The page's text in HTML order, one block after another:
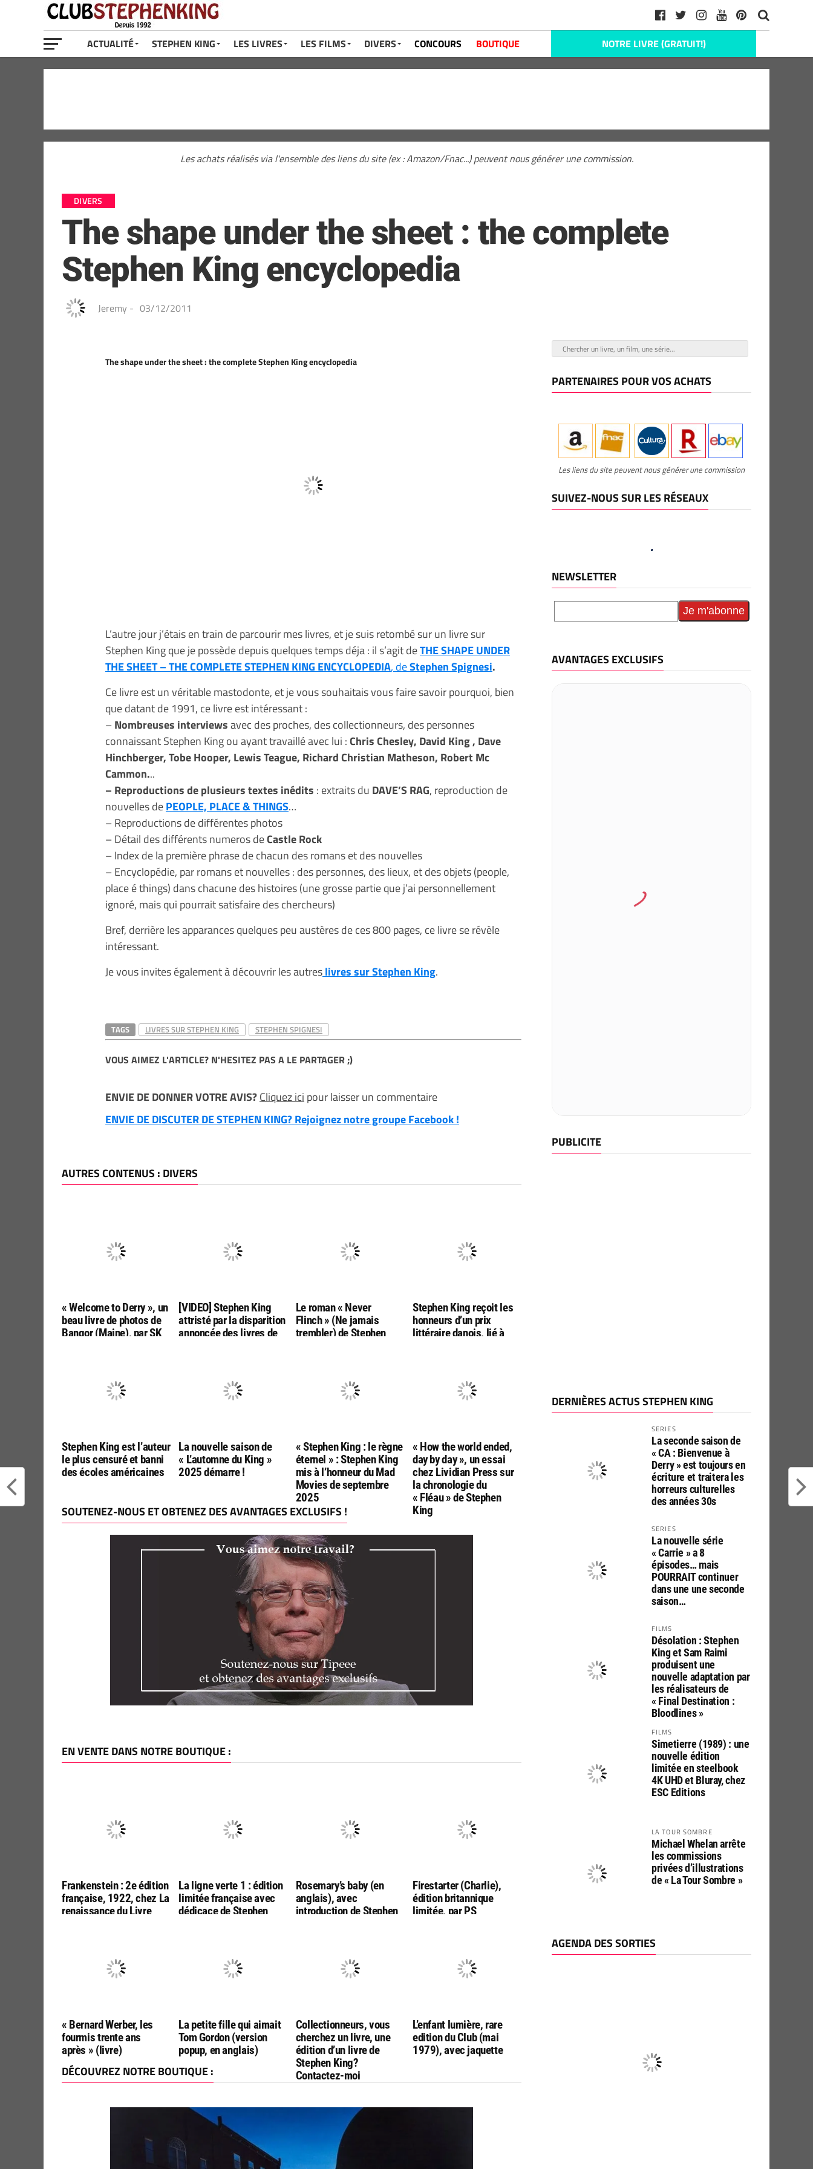
ACTUALITÉ STEPHEN KING LES LIVRES LES FILMS DIVERS CONCOURS BOUTIQUE NOTRE LIVRE (GRATUIT!)
Les achats réalisés via l'ensemble des liens du site (ex : Amazon/Fnac...) peuvent nous générer une commission.
DIVERS
The shape under the sheet : the complete
Stephen King encyclopedia
Jeremy - 03/12/2011
The shape under the sheet : the complete Stephen King encyclopedia
L’autre jour j’étais en train de parcourir mes livres, et je suis retombé sur un livre sur
Stephen King que je possède depuis quelques temps déja : il s’agit deTHE SHAPE UNDER
THE SHEET – THE COMPLETE STEPHEN KING ENCYCLOPEDIA, deStephen Spignesi.
Ce livre est un véritable mastodonte, et je vous souhaitais vous faire savoir pourquoi, bien
que datant de 1991, ce livre est intéressant :
–Nombreuses interviewsavec des proches, des collectionneurs, des personnes
connaissant Stephen King ou ayant travaillé avec lui :Chris Chesley, David King , Dave
Hinchberger, Tobe Hooper, Lewis Teague, Richard Christian Matheson, Robert Mc
Cammon...
– Reproductions de plusieurs textes inédits : extraits du DAVE’S RAG, reproduction de
nouvelles dePEOPLE, PLACE & THINGS…
– Reproductions de différentes photos
– Détail des différents numeros deCastle Rock
– Index de la première phrase de chacun des romans et des nouvelles
– Encyclopédie, par romans et nouvelles : des personnes, des lieux, et des objets (people,
place é things) dans chacune des histoires (une grosse partie que j’ai personnellement
ignoré, mais qui pourrait satisfaire des chercheurs)
Bref, derrière les apparances quelques peu austères de ces 800 pages, ce livre se révèle
intéressant.
Je vous invites également à découvrir les autreslivres sur Stephen King.
TAGS LIVRES SUR STEPHEN KING STEPHEN SPIGNESI
VOUS AIMEZ L'ARTICLE? N'HESITEZ PAS A LE PARTAGER ;)
ENVIE DE DONNER VOTRE AVIS?Cliquez ici pour laisser un commentaire
ENVIE DE DISCUTER DE STEPHEN KING? Rejoignez notre groupe Facebook !
AUTRES CONTENUS : DIVERS
« Welcome to Derry », un
beau livre de photos de
Bangor (Maine), par SK
[VIDEO] Stephen King
attristé par la disparition
annoncée des livres de
Le roman « Never
Flinch » (Ne jamais
trembler) de Stephen
Stephen King reçoit les
honneurs d’un prix
littéraire danois, lié à
Stephen King est l’auteur
le plus censuré et banni
des écoles américaines
La nouvelle saison de
« L’automne du King »
2025 démarre !
« Stephen King : le règne
éternel » : Stephen King
mis à l’honneur du Mad
Movies de septembre
2025
« How the world ended,
day by day », un essai
chez Lividian Press sur
la chronologie du
« Fléau » de Stephen
King
SOUTENEZ-NOUS ET OBTENEZ DES AVANTAGES EXCLUSIFS !
EN VENTE DANS NOTRE BOUTIQUE :
Frankenstein : 2e édition
française, 1922, chez La
renaissance du Livre
La ligne verte 1 : édition
limitée française avec
dédicace de Stephen
Rosemary’s baby (en
anglais), avec
introduction de Stephen
Firestarter (Charlie),
édition britannique
limitée, par PS
« Bernard Werber, les
fourmis trente ans
après » (livre)
La petite fille qui aimait
Tom Gordon (version
popup, en anglais)
Collectionneurs, vous
cherchez un livre, une
édition d’un livre de
Stephen King?
Contactez-moi
L’enfant lumière, rare
edition du Club (mai
1979), avec jaquette
DÉCOUVREZ NOTRE BOUTIQUE :
PARTENAIRES POUR VOS ACHATS
Les liens du site peuvent nous générer une commission
SUIVEZ-NOUS SUR LES RÉSEAUX
NEWSLETTER
AVANTAGES EXCLUSIFS
PUBLICITE
DERNIÈRES ACTUS STEPHEN KING
SERIES
La seconde saison de
« CA : Bienvenue à
Derry » est toujours en
écriture et traitera les
horreurs culturelles
des années 30s
SERIES
La nouvelle série
« Carrie » a 8
épisodes… mais
POURRAIT continuer
dans une une seconde
saison…
FILMS
Désolation : Stephen
King et Sam Raimi
produisent une
nouvelle adaptation par
les réalisateurs de
« Final Destination :
Bloodlines »
FILMS
Simetierre (1989) : une
nouvelle édition
limitée en steelbook
4K UHD et Bluray, chez
ESC Editions
LA TOUR SOMBRE
Michael Whelan arrête
les commissions
privées d’illustrations
de « La Tour Sombre »
AGENDA DES SORTIES